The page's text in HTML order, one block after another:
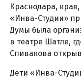
Краснодара,
«Инва-Студии»
Думы была
в театре Шатле,
Спивакова
Дети «Инва-